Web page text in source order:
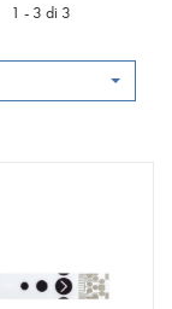
1 - 3 di 3